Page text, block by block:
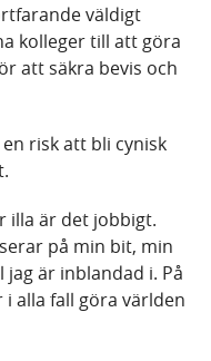
väldigt
kolleger till att göra
att säkra bevis och
risk att bli cynisk
illa är det jobbigt.
på min bit, min
är inblandad i. På
i alla fall göra världen